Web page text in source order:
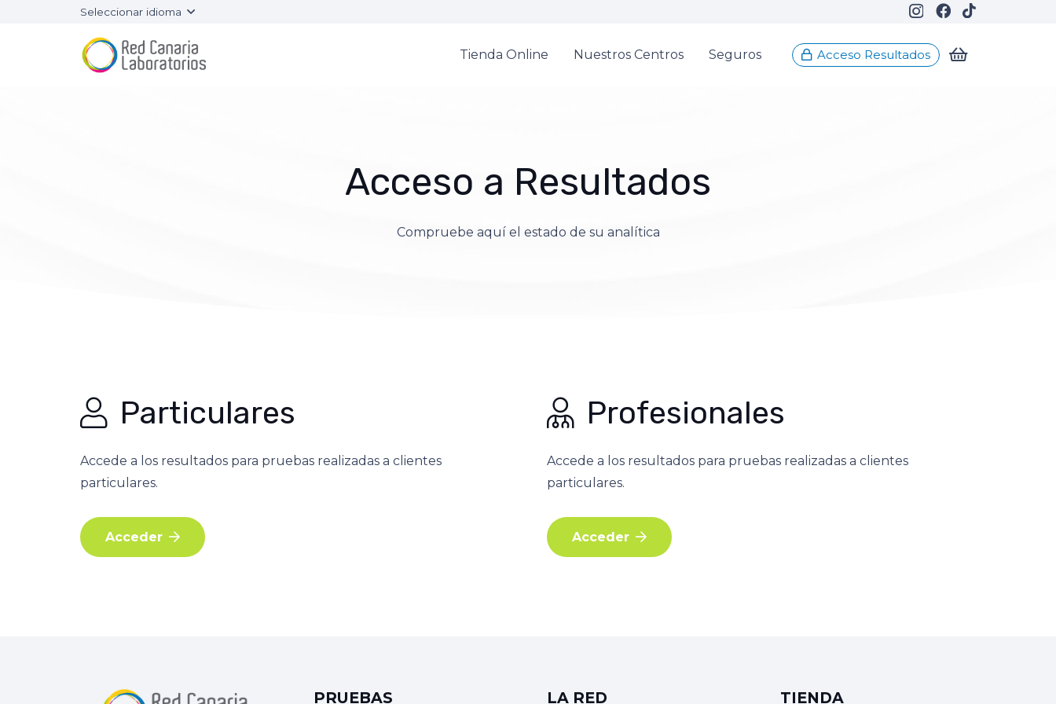
Seleccionar idioma
Tienda Online Nuestros Centros Seguros Acceso Resultados
Acceso a Resultados
Compruebe aquí el estado de su analítica
Particulares
Accede a los resultados para pruebas realizadas a clientes
particulares.
Acceder
Profesionales
Accede a los resultados para pruebas realizadas a clientes
particulares.
Acceder
PRUEBAS LA RED TIENDA